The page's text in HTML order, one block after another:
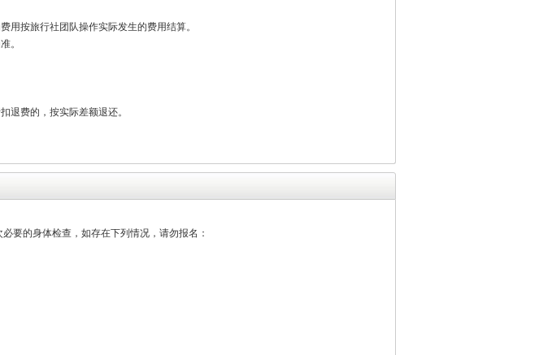
用按旅行社团队操作实际发生的费用结算。
。
退费的，按实际差额退还。
要的身体检查，如存在下列情况，请勿报名：